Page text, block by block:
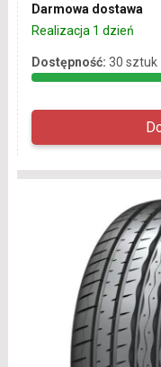
Darmowa dostawa
Realizacja 1 dzień
Dostępność: 30 sztuk